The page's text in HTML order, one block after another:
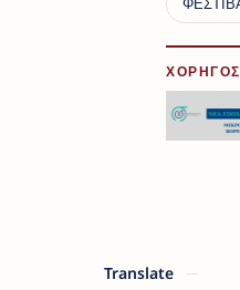
ΧΟΡΗΓΟΣ
Translate